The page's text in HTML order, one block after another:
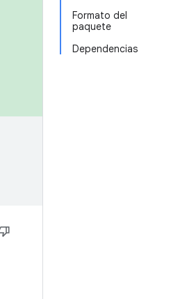
Formato del
paquete
Dependencias